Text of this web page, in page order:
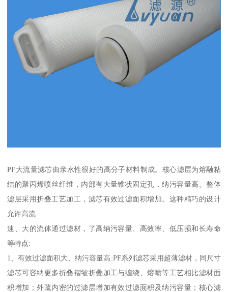
PF大流量滤芯由亲水性很好的高分子材料制成。核心滤层为熔融粘
结的聚丙烯喷丝纤维，内部有大量锥状固定孔，纳污容量高。整体
滤层采用折叠工艺加工，滤芯有效过滤面积增加。这种精巧的设计
允许高流
速、大的流体通过滤材，了高纳污容量、高效率、低压损和长寿命
等特点:
1、有效过滤面积大、纳污容量高:PF系列滤芯采用超薄滤材，同尺寸
滤芯可容纳更多折叠褶皱折叠加工与缠绕、熔喷等工艺相比滤材面
积增加；外疏内密的过滤层增加有效过滤面积及纳污容量；核心滤